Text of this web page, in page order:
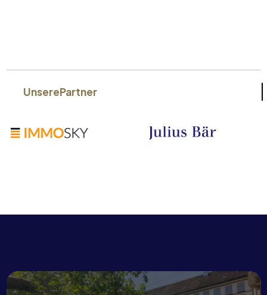
UnserePartner